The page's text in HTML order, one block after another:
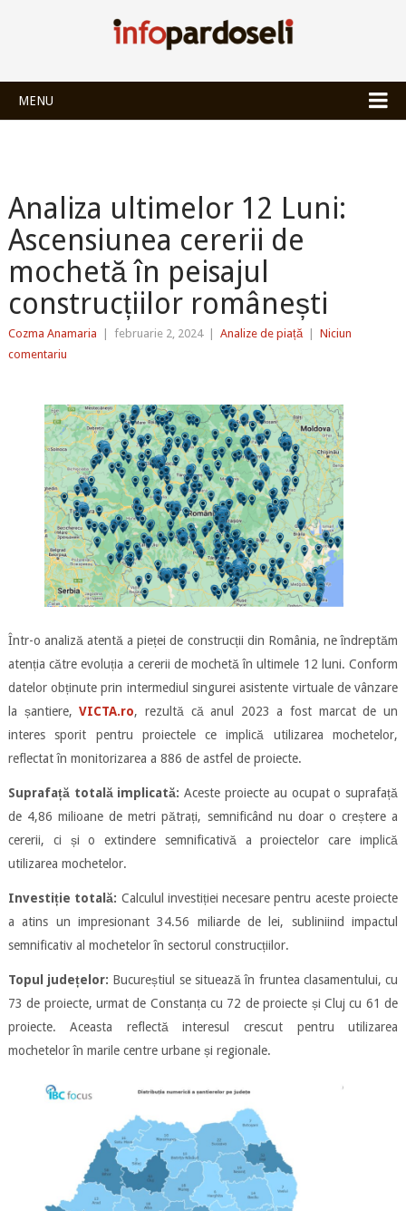
MENU
Analiza ultimelor 12 Luni:
Ascensiunea cererii de
mochetă în peisajul
construcțiilor românești
Cozma Anamaria februarie 2, 2024 Analize de piață
Niciun
comentariu
Într-o analiză atentă a pieței de construcții din România, ne îndreptăm
atenția către evoluția a cererii de mochetă în ultimele 12 luni. Conform
datelor obținute prin intermediul singurei asistente virtuale de vânzare
la șantiere,VICTA.ro, rezultă că anul 2023 a fost marcat de un
interes sporit pentru proiectele ce implică utilizarea mochetelor,
reflectat în monitorizarea a 886 de astfel de proiecte.
Suprafață totală implicată: Aceste proiecte au ocupat o suprafață
de 4,86 milioane de metri pătrați, semnificând nu doar o creștere a
cererii, ci și o extindere semnificativă a proiectelor care implică
utilizarea mochetelor.
Investiție totală: Calculul investiției necesare pentru aceste proiecte
a atins un impresionant 34.56 miliarde de lei, subliniind impactul
semnificativ al mochetelor în sectorul construcțiilor.
Topul județelor: Bucureștiul se situează în fruntea clasamentului, cu
73 de proiecte, urmat de Constanța cu 72 de proiecte și Cluj cu 61 de
proiecte. Aceasta reflectă interesul crescut pentru utilizarea
mochetelor în marile centre urbane și regionale.